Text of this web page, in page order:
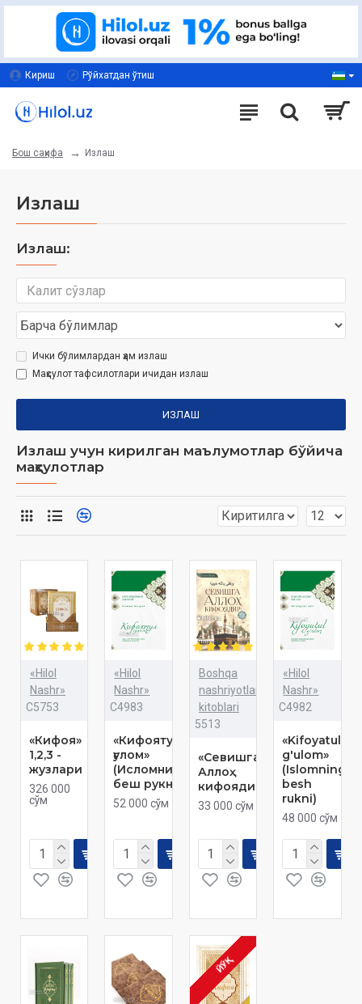
Кириш Рўйхатдан ўтиш
Бош саҳифа Излаш
Излаш
Излаш:
Ички бўлимлардан ҳам излаш
Маҳсулот тафсилотлари ичидан излаш
ИЗЛАШ
Излаш учун кирилган маълумотлар бўйича
маҳсулотлар
«Hilol
Nashr»
C5753
«Кифоя»
1,2,3 -
жузлари
326 000
сўм
«Hilol
Nashr»
C4983
«Кифоятул
ғулом»
(Исломнинг
беш рукни)
52 000 сўм
Boshqa
nashriyotlar
kitoblari
5513
«Севишга
Аллоҳ
кифоядир!»
33 000 сўм
«Hilol
Nashr»
C4982
«Kifoyatul
g'ulom»
(Islomning
besh
rukni)
48 000 сўм
ЙЎҚ